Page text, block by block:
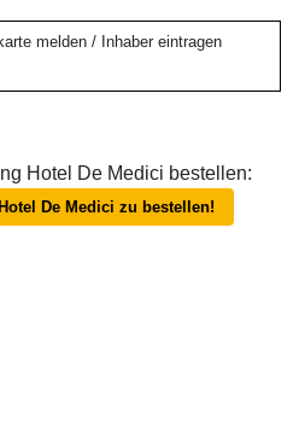
melden / Inhaber eintragen
Hotel De Medici bestellen:
De Medici zu bestellen!